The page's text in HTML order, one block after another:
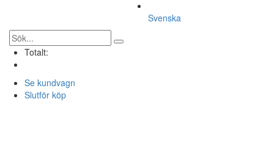
Svenska
Totalt:
Se kundvagn
Slutför köp